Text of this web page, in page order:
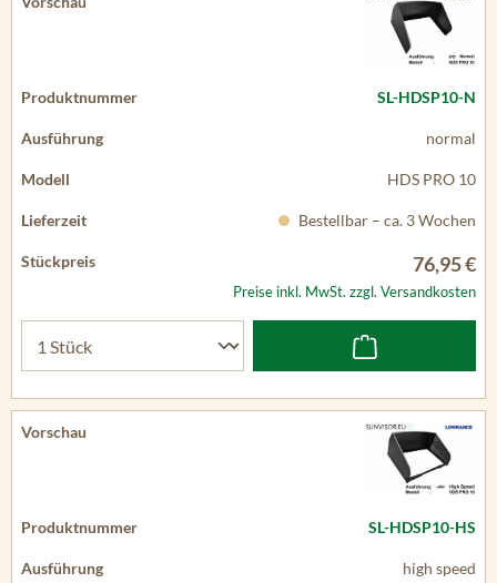
SL-HDSP10-N
normal
HDS PRO 10
Bestellbar – ca. 3 Wochen
76,95 €
Preise inkl. MwSt. zzgl. Versandkosten
SL-HDSP10-HS
high speed